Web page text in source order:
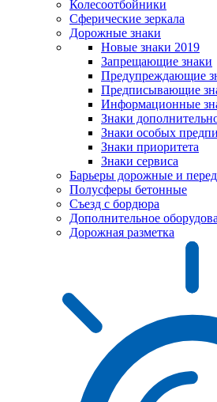
Колесоотбойники
Сферические зеркала
Дорожные знаки
Новые знаки 2019
Запрещающие знаки
Предупреждающие
Предписывающие
Информационные
Знаки
Знаки особых
Знаки приоритета
Знаки сервиса
Барьеры дорожные и
Полусферы бетонные
Съезд с бордюра
Дополнительное
Дорожная разметка